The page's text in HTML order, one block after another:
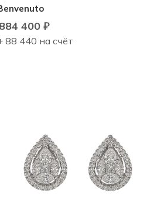
884 400₽
88 440 на счёт